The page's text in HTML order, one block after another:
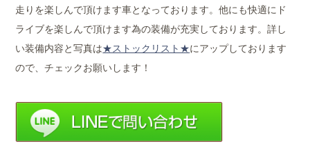
走りを楽しんで頂けます車となっております。他にも快適にド
ライブを楽しんで頂けます為の装備が充実しております。詳し
い装備内容と写真は★ストックリスト★にアップしております
ので、チェックお願いします！